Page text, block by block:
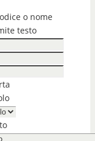
o nome
testo